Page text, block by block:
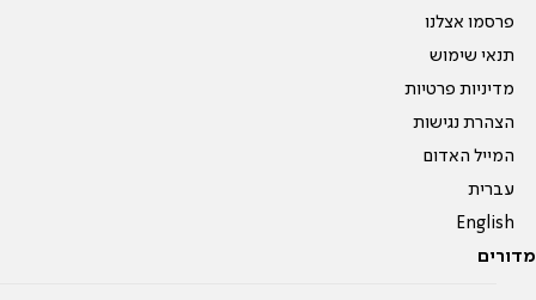
פרסמו אצלנו
תנאי שימוש
מדיניות פרטיות
הצהרת נגישות
המייל האדום
עברית
English
מדורים